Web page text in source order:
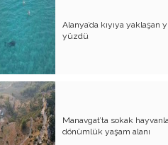
Vermeliyim?
AKP'nin Mülteci Politikası ve
şehitlerimiz!..
Geleceğimize biz karar verelim!..
Kamacı’nın resti!.. İYİ Parti’nin
Emine öğretmenim; Atatürk
güvendi!..
Alanya’da kıyıya
yüzdü
Manavgat’ta sokak
dönümlük yaşam alanı